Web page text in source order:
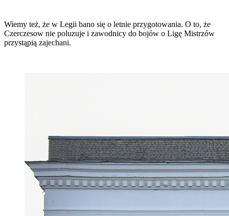
Wiemy też, że w Legii bano się o letnie przygotowania. O to, że
Czerczesow nie poluzuje i zawodnicy do bojów o Ligę Mistrzów
przystąpią zajechani.